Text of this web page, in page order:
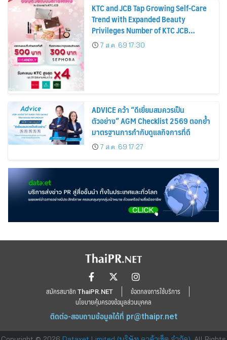
KTC and JCB Tap Growing Self-Care
Trend with Expanded Beauty
Privileges Number of KTC JCB
Cardmembers Spending on
Cosmetics Rises 26%
7 ส.ค. 69 17:30
ADVICE คว้า “ดีเยี่ยมสมควรเป็น
ตัวอย่าง” AGM Checklist 2569 ตอกย้ำ
มาตรฐานการกำกับดูแลกิจการที่ดี
7 ส.ค. 69 17:27
สมัครสมาชิก ThaiPR.NET
ข้อตกลงการใช้บริการ
นโยบายคุ้มครองข้อมูลส่วนบุคคล
ติดต่อ-สอบถามข้อมูลได้ที่ pr@thaipr.net